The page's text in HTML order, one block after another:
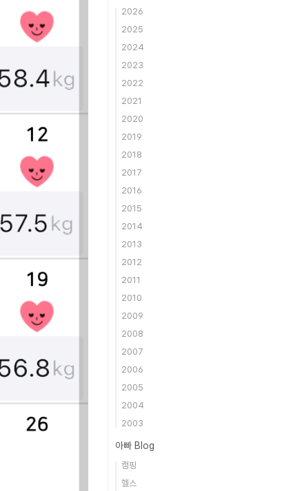
2026
2025
2024
2023
2022
2021
2020
2019
2018
2017
2016
2015
2014
2013
2012
2011
2010
2009
2008
2007
2006
2005
2004
2003
아빠 Blog
캠핑
헬스